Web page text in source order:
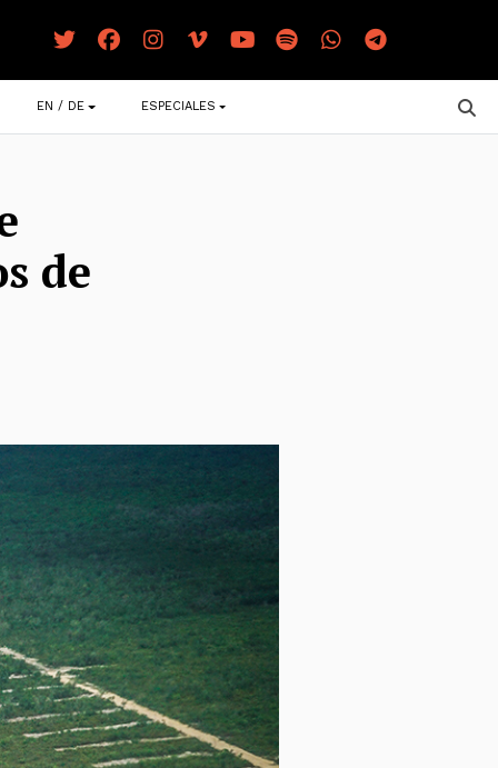
EN / DE ESPECIALES
de